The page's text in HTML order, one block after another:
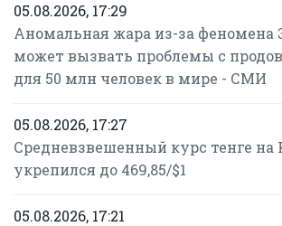
05.08.2026, 17:29
Аномальная жара из-за феномена
может вызвать проблемы с
для 50 млн человек в мире - СМИ
05.08.2026, 17:27
Средневзвешенный курс тенге на
укрепился до 469,85/$1
05.08.2026, 17:21